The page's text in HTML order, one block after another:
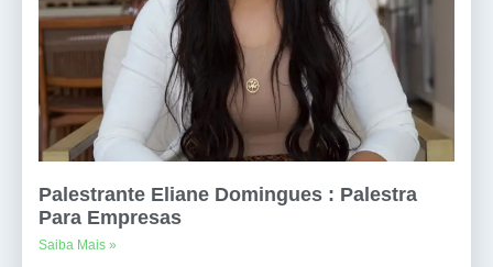
Palestrante Eliane Domingues : Palestra
Para Empresas
Saiba Mais »